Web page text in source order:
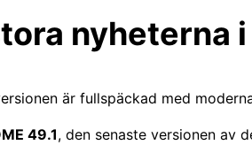
nyheterna
är fullspäckad med
49.1, den senaste versionen av